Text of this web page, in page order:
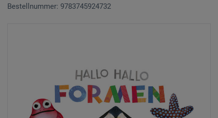
Bestellnummer: 9783745924732